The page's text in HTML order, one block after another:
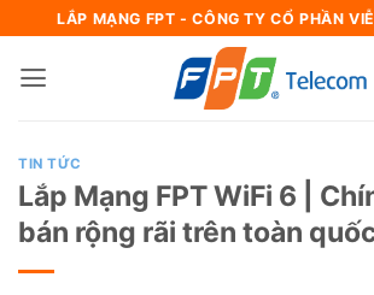
nội
LẮP MẠNG FPT - CÔNG TY CỔ PHẦN
TIN TỨC
Lắp Mạng FPT WiFi 6 |
bán rộng rãi trên toàn